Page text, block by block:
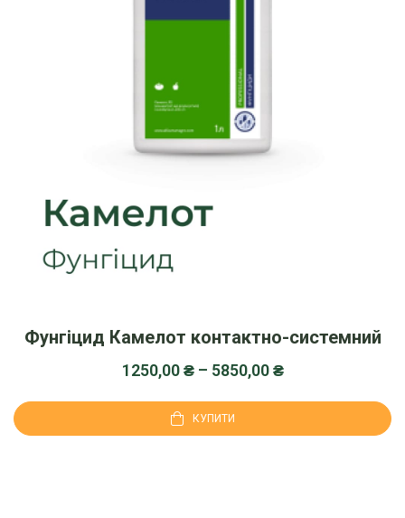
Фунгіцид Камелот контактно-системний
1250,00₴– 5850,00₴
КУПИТИ